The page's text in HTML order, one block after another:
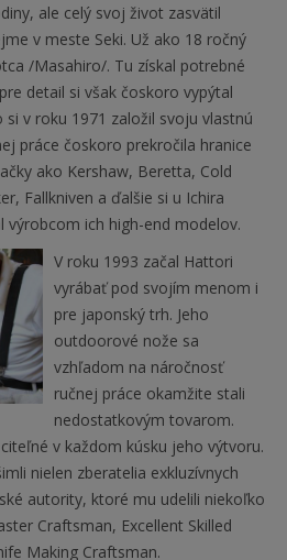
ale celý svoj život zasvätil
v meste Seki. Už ako 18 ročný
/Masahiro/. Tu získal potrebné
detail si však čoskoro vypýtal
v roku 1971 založil svoju vlastnú
práce čoskoro prekročila hranice
ako Kershaw, Beretta, Cold
Fallkniven a ďalšie si u Ichira
výrobcom ich high-end modelov.
V roku 1993 začal Hattori
vyrábať pod svojím menom i
pre japonský trh. Jeho
outdoorové nože sa
vzhľadom na náročnosť
ručnej práce okamžite stali
nedostatkovým tovarom.
v každom kúsku jeho výtvoru.
nielen zberatelia exkluzívnych
autority, ktoré mu udelili niekoľko
Craftsman, Excellent Skilled
Making Craftsman.